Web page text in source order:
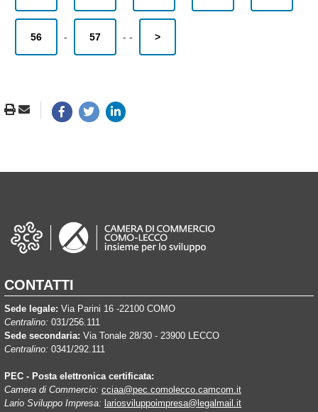
56 - 57 - - >
CONTATTI
Sede legale: Via Parini 16 -22100 COMO
Centralino: 031/256.111
Sede secondaria: Via Tonale 28/30 - 23900 LECCO
Centralino: 0341/292.111
PEC - Posta elettronica certificata:
Camera di Commercio: cciaa@pec.comolecco.camcom.it
Lario Sviluppo Impresa: lariosviluppoimpresa@legalmail.it